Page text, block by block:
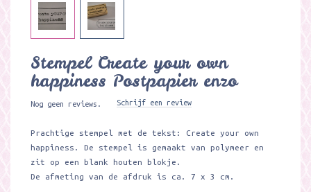
Stempel Create your own
happiness Postpapier enzo
Nog geen reviews. Schrijf een review
Prachtige stempel met de tekst: Create your own
happiness. De stempel is gemaakt van polymeer en
zit op een blank houten blokje.
De afmeting van de afdruk is ca. 7 x 3 cm.